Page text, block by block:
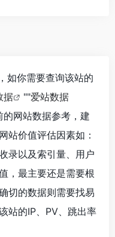
如你需要查询该站的
据 ""爱站数据
的网站数据参考，建
站价值评估因素如：
录以及索引量、用户
，最主要还是需要根
切的数据则需要找易
站的IP、PV、跳出率